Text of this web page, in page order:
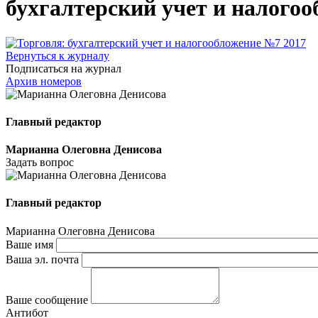
бухгалтерский учет и
Вернуться к журналу
Подписаться на журнал
Архив номеров
Главный редактор
Марианна Олеговна Денисова
Задать вопрос
Главный редактор
Марианна Олеговна Денисова
Ваше имя
Ваша эл. почта
Ваше сообщение
Антибот